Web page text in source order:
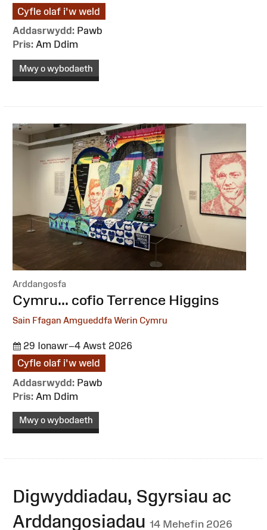
Cyfle olaf i'w weld
Addasrwydd: Pawb
Pris: Am Ddim
Mwy o wybodaeth
Arddangosfa
:Cymru... cofio Terrence Higgins
Sain Ffagan Amgueddfa Werin Cymru
29 Ionawr–4 Awst 2026
Cyfle olaf i'w weld
Addasrwydd: Pawb
Pris: Am Ddim
Mwy o wybodaeth
Digwyddiadau, Sgyrsiau ac
Arddangosiadau 14 Mehefin 2026